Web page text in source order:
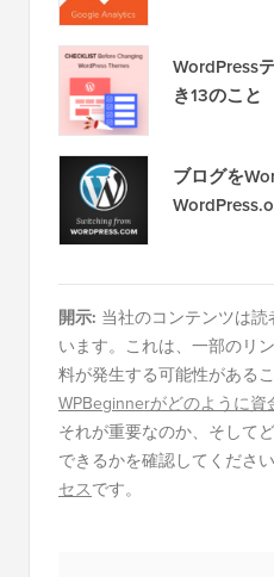
WordPress
き13のこと
ブログを
開示: 当社のコンテンツは
います。これは、一部のリ
料が発生する可能性がある
WPBeginnerがどのように
それが重要なのか、そして
できるかを確認してくださ
セスです。